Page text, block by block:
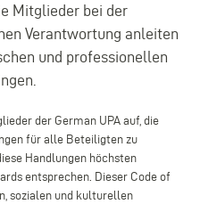
Mitglieder bei der
Verantwortung anleiten
und professionellen
der German UPA auf, die
für alle Beteiligten zu
Handlungen höchsten
entsprechen. Dieser Code of
sozialen und kulturellen